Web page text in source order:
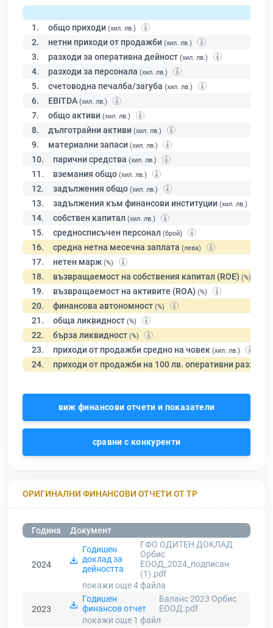
1. общо приходи (хил. лв.)
2. нетни приходи от продажби (хил. лв.)
3. разходи за оперативна дейност (хил. лв.)
4. разходи за персонала (хил. лв.)
5. счетоводна печалба/загуба (хил. лв.)
6. EBITDA (хил. лв.)
7. общо активи (хил. лв.)
8. дълготрайни активи (хил. лв.)
9. материални запаси (хил. лв.)
10. парични средства (хил. лв.)
11. вземания общо (хил. лв.)
12. задължения общо (хил. лв.)
13. задължения към финансови институции (хил. лв.)
14. собствен капитал (хил. лв.)
15. средносписъчен персонал (брой)
16. средна нетна месечна заплата (лева)
17. нетен марж (%)
18. възвращаемост на собствения капитал (ROE) (%)
19. възвращаемост на активите (ROA) (%)
20. финансова автономност (%)
21. обща ликвидност (%)
22. бърза ликвидност (%)
23. приходи от продажби средно на човек (хил. лв.)
24. приходи от продажби на 100 лв. оперативни разходи
виж финансови отчети и показатели
сравни с конкуренти
ОРИГИНАЛНИ ФИНАНСОВИ ОТЧЕТИ ОТ ТР
Година Документ
2024
Годишен
доклад за
дейността
ГФО ОДИТЕН ДОКЛАД
Орбис
ЕООД_2024_подписан
(1).pdf
покажи още 4файла
2023
Годишен
финансов отчет
Баланс 2023 Орбис
ЕООД.pdf
покажи още 1 файл